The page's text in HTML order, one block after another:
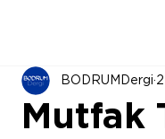
Mutfak
BODRUMDergi